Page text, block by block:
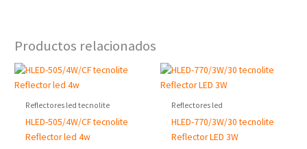
Productos relacionados
Reflectores led tecnolite
HLED-505/4W/CF tecnolite
Reflector led 4w
Reflectores led
HLED-770/3W/30 tecnolite
Reflector LED 3W